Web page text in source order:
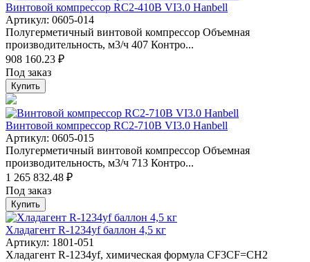
Винтовой компрессор RC2-410B VI3.0 Hanbell
Артикул: 0605-014
Полугерметичный винтовой компрессор Объемная
производительность, м3/ч 407 Контро...
908 160.23 ₽
Под заказ
Купить
Винтовой компрессор RC2-710B VI3.0 Hanbell
Артикул: 0605-015
Полугерметичный винтовой компрессор Объемная
производительность, м3/ч 713 Контро...
1 265 832.48 ₽
Под заказ
Купить
Хладагент R-1234yf баллон 4,5 кг
Артикул: 1801-051
Хладагент R-1234yf, химическая формула CF3CF=CH2